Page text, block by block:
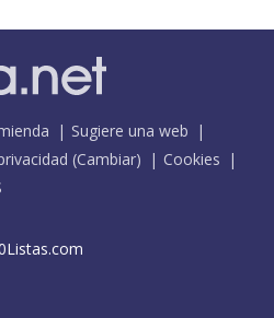
Sugiere una web
(Cambiar)
Cookies